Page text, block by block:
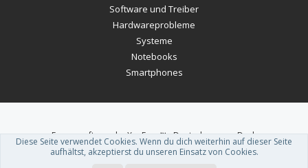
Software und Treiber
Hardwareprobleme
Systeme
Notebooks
Smartphones
Forum software by XenForo™-Deutsch von xenDach
Theme designed byThemeHouse .
Diese Seite verwendet Cookies. Wenn du dich weiterhin auf dieser Seite
aufhältst, akzeptierst du unseren Einsatz von Cookies.